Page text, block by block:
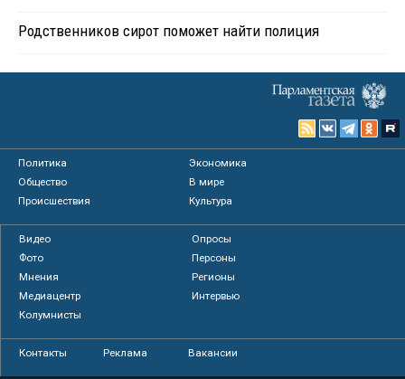
Родственников сирот поможет найти полиция
Политика
Экономика
Общество
В мире
Происшествия
Культура
Видео
Опросы
Фото
Персоны
Мнения
Регионы
Медиацентр
Интервью
Колумнисты
Контакты Реклама Вакансии